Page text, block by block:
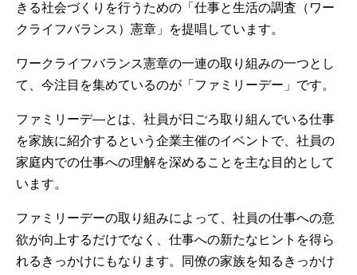
きる社会づくりを行うための「仕事と生活の調査（ワー
クライフバランス）憲章」を提唱しています。
ワークライフバランス憲章の一連の取り組みの一つとし
て、今注目を集めているのが「ファミリーデー」です。
ファミリーデ―とは、社員が日ごろ取り組んでいる仕事
を家族に紹介するという企業主催のイベントで、社員の
家庭内での仕事への理解を深めることを主な目的として
います。
ファミリーデーの取り組みによって、社員の仕事への意
欲が向上するだけでなく、仕事への新たなヒントを得ら
れるきっかけにもなります。同僚の家族を知るきっかけ